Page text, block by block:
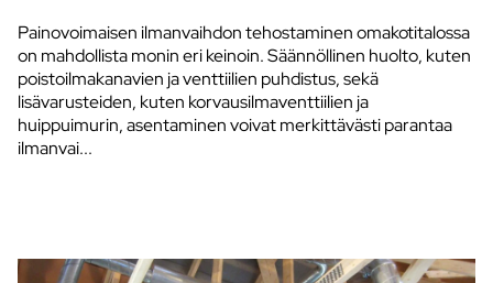
Painovoimaisen ilmanvaihdon tehostaminen omakotitalossa
on mahdollista monin eri keinoin. Säännöllinen huolto, kuten
poistoilmakanavien ja venttiilien puhdistus, sekä
lisävarusteiden, kuten korvausilmaventtiilien ja
huippuimurin, asentaminen voivat merkittävästi parantaa
ilmanvai...